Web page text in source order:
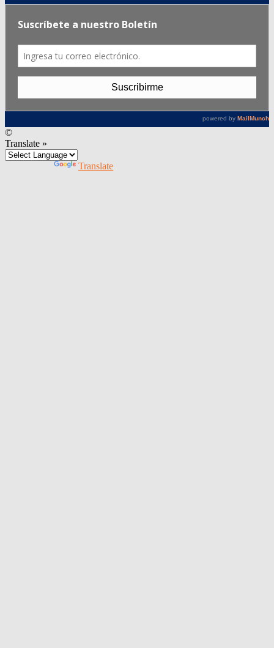
©
Translate »
Translate